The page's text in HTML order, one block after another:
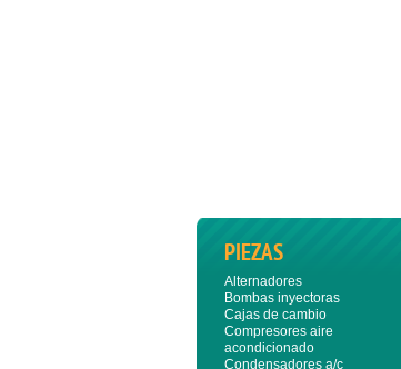
PIEZAS
Alternadores
Bombas inyectoras
Cajas de cambio
Compresores aire
acondicionado
Condensadores a/c